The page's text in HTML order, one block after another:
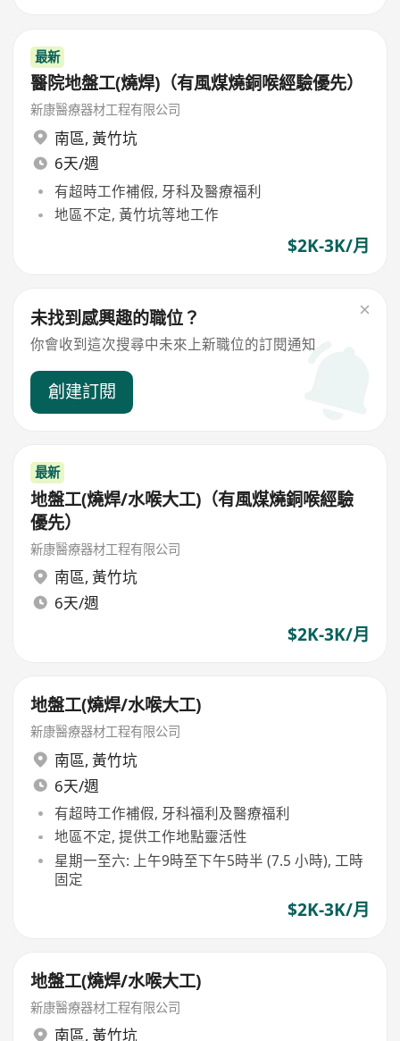
最新
醫院地盤工(燒焊)（有風煤燒銅喉經驗優先）
新康醫療器材工程有限公司
南區, 黃竹坑
6天/週
有超時工作補假, 牙科及醫療福利
地區不定, 黃竹坑等地工作
$2K-3K/月
未找到感興趣的職位？
你會收到這次搜尋中未來上新職位的訂閱通知
創建訂閱
最新
地盤工(燒焊/水喉大工)（有風煤燒銅喉經驗
優先）
新康醫療器材工程有限公司
南區, 黃竹坑
6天/週
$2K-3K/月
地盤工(燒焊/水喉大工)
新康醫療器材工程有限公司
南區, 黃竹坑
6天/週
有超時工作補假, 牙科福利及醫療福利
地區不定, 提供工作地點靈活性
星期一至六: 上午9時至下午5時半 (7.5 小時), 工時
固定
$2K-3K/月
地盤工(燒焊/水喉大工)
新康醫療器材工程有限公司
南區, 黃竹坑